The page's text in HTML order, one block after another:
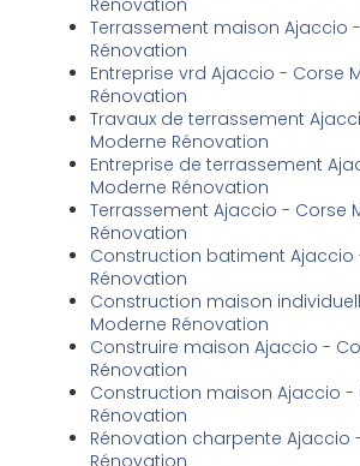
Rénovation
Terrassement maison Ajaccio
Rénovation
Entreprise vrd Ajaccio - Corse
Rénovation
Travaux de terrassement
Moderne Rénovation
Entreprise de terrassement
Moderne Rénovation
Terrassement Ajaccio - Corse
Rénovation
Construction batiment Ajaccio
Rénovation
Construction maison
Moderne Rénovation
Construire maison Ajaccio -
Rénovation
Construction maison Ajaccio -
Rénovation
Rénovation charpente Ajaccio
Rénovation